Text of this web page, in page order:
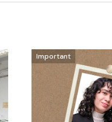
Important